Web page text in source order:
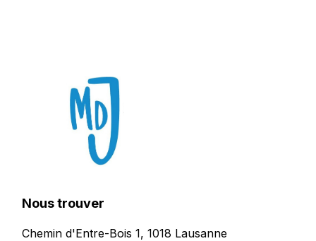
Nous trouver
Chemin d'Entre-Bois 1, 1018 Lausanne